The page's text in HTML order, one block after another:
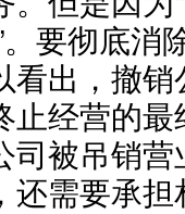
。要彻底
看出，撤
止经营的
司被吊销
还需要承